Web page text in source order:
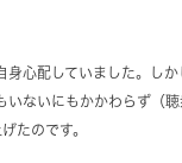
身心配していました。し
ないにもかかわらず（聴
たのです。